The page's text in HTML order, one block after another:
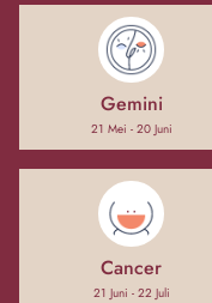
Gemini
21 Mei - 20 Juni
Cancer
21 Juni - 22 Juli